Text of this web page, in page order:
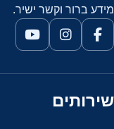
מידע ברור וקשר ישיר.
שירותים